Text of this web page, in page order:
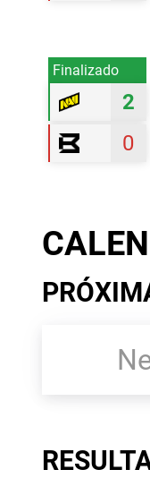
Finalizado
2
0